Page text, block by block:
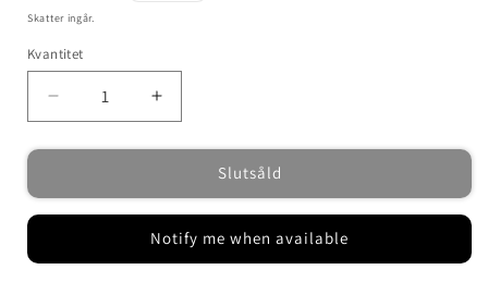
pris
Skatter ingår.
Kvantitet
Kvantitet
Minska
kvantitet
för
ZMD+
Zink,
Magensium
&amp;
Öka
kvantitet
för
ZMD+
Zink,
Magensium
&amp;
Slutsåld
Notify me when available